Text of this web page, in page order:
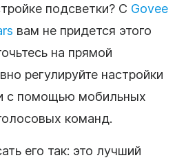
подсветки? С Govee
вам не придется этого
на прямой
регулируйте настройки
с помощью мобильных
команд.
его так: это лучший